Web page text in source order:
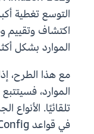
اكتشاف وتقييم
الموارد بشكل
مع هذا الطرح،
تلقائيًا. الأنواع
في قواعد Config ومجمِّعات Config.